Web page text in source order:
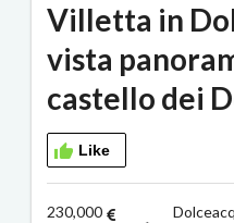
Villetta in
vista
castello dei
Like
230,000